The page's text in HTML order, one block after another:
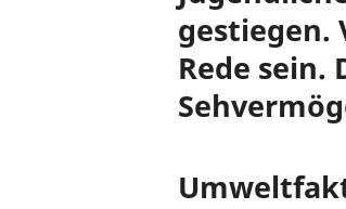
gestiegen.
Rede sein.